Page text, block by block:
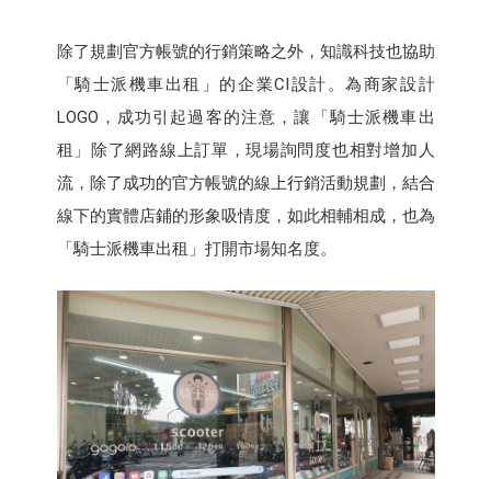
除了規劃官方帳號的行銷策略之外，知識科技也協助
「騎士派機車出租」的企業CI設計。為商家設計
LOGO，成功引起過客的注意，讓「騎士派機車出
租」除了網路線上訂單，現場詢問度也相對增加人
流，除了成功的官方帳號的線上行銷活動規劃，結合
線下的實體店鋪的形象吸情度，如此相輔相成，也為
「騎士派機車出租」打開市場知名度。